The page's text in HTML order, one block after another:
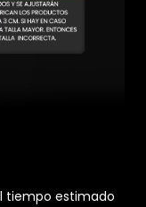
tiempo estimado